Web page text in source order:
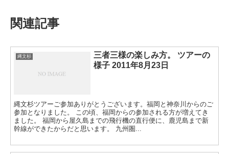
関連記事
縄文杉
三者三様の楽しみ方。 ツアーの
様子 2011年8月23日
縄文杉ツアーご参加ありがとうございます。福岡と神奈川からのご
参加となりました。 この頃、福岡からの参加される方が増えてき
ました。 福岡から屋久島までの飛行機の直行便に、鹿児島まで新
幹線ができたからだと思います。 九州圏...